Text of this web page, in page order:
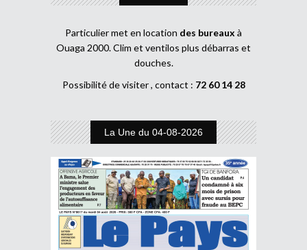
Particulier met en location des bureaux à
Ouaga 2000. Clim et ventilos plus débarras et
douches.
Possibilité de visiter , contact : 72 60 14 28
La Une du 04-08-2026